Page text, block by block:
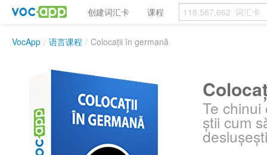
创建词汇卡 课程
VocApp / 语言课程 / Colocații în germană
Te
știi cum